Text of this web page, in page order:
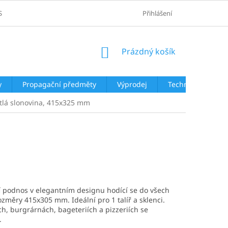
ÚDAJŮ Přihlášení
NÁKUPNÍ
Prázdný košík
Propagační předměty Výprodej
Technologie
slonovina, 415x325 mm
podnos v elegantním designu hodící se do všech
415x305 mm. Ideální pro 1 talíř a sklenci.
burgrárnách, bageteriích a pizzeriích se